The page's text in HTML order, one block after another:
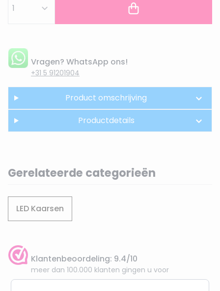
Vragen? WhatsApp ons!
+31 5 91201904
Product omschrijving
Productdetails
Gerelateerde categorieën
LED Kaarsen
Klantenbeoordeling: 9.4/10
meer dan 100.000 klanten gingen u voor